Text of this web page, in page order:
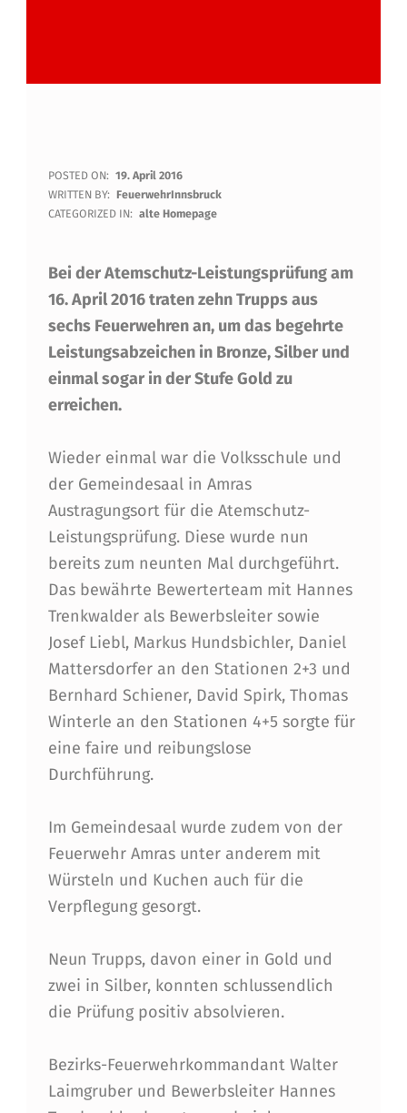
A
T
M
S
C
H
U
T
Z
-
L
E
I
S
T
U
N
G
P
R
Ü
U
N
I
N
POSTED ON: 19. April 2016
WRITTEN BY: FeuerwehrInnsbruck
CATEGORIZED IN: alte Homepage
Bei der Atemschutz-Leistungsprüfung am
16. April 2016 traten zehn Trupps aus
sechs Feuerwehren an, um das begehrte
Leistungsabzeichen in Bronze, Silber und
einmal sogar in der Stufe Gold zu
erreichen.
Wieder einmal war die Volksschule und
der Gemeindesaal in Amras
Austragungsort für die Atemschutz-
Leistungsprüfung. Diese wurde nun
bereits zum neunten Mal durchgeführt.
Das bewährte Bewerterteam mit Hannes
Trenkwalder als Bewerbsleiter sowie
Josef Liebl, Markus Hundsbichler, Daniel
Mattersdorfer an den Stationen 2+3 und
Bernhard Schiener, David Spirk, Thomas
Winterle an den Stationen 4+5 sorgte für
eine faire und reibungslose
Durchführung.
Im Gemeindesaal wurde zudem von der
Feuerwehr Amras unter anderem mit
Würsteln und Kuchen auch für die
Verpflegung gesorgt.
Neun Trupps, davon einer in Gold und
zwei in Silber, konnten schlussendlich
die Prüfung positiv absolvieren.
Bezirks-Feuerwehrkommandant Walter
Laimgruber und Bewerbsleiter Hannes